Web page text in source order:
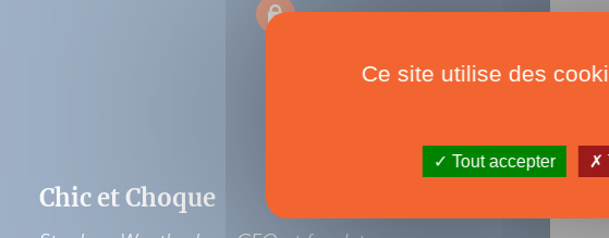
Chic et Choque
Ce site utilise des
Tout accepter